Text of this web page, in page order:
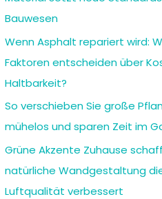
Bauwesen
Wenn Asphalt repariert wird:
Faktoren entscheiden über
Haltbarkeit?
So verschieben Sie große
mühelos und sparen Zeit im
Grüne Akzente Zuhause
natürliche Wandgestaltung
Luftqualität verbessert